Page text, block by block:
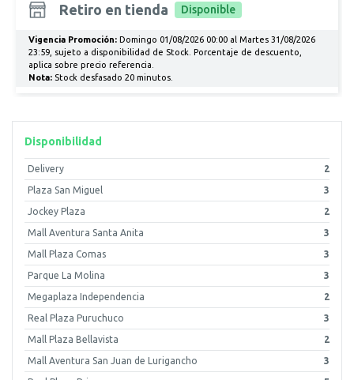
Disponibilidad
Delivery 2
Plaza San Miguel 3
Jockey Plaza 2
Mall Aventura Santa Anita 3
Mall Plaza Comas 3
Parque La Molina 3
Megaplaza Independencia 2
Real Plaza Puruchuco 3
Mall Plaza Bellavista 2
Mall Aventura San Juan de Lurigancho 3
Retiro en tienda Disponible
Vigencia Promoción:Domingo 01/08/2026 00:00 al Martes 31/08/2026
23:59, sujeto a disponibilidad de Stock. Porcentaje de descuento,
aplica sobre precio referencia.
Nota:Stock desfasado 20 minutos.